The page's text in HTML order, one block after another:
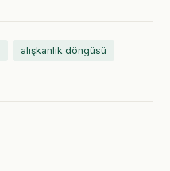
alışkanlık döngüsü